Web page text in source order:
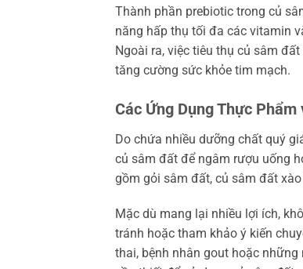
Thành phần prebiotic trong củ
năng hấp thụ tối đa các vitamin
Ngoài ra, việc tiêu thụ củ sâm
tăng cường sức khỏe tim mạch.
Các Ứng Dụng Thực Phẩm
Do chứa nhiều dưỡng chất quý
củ sâm đất để ngâm rượu uống
gồm gỏi sâm đất, củ sâm đất
Mặc dù mang lại nhiều lợi ích,
tránh hoặc tham khảo ý kiến
thai, bệnh nhân gout hoặc